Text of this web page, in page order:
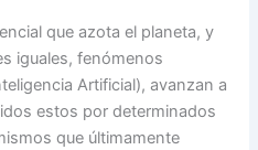
que azota el planeta, y
iguales, fenómenos
Artificial), avanzan a
estos por determinados
que últimamente